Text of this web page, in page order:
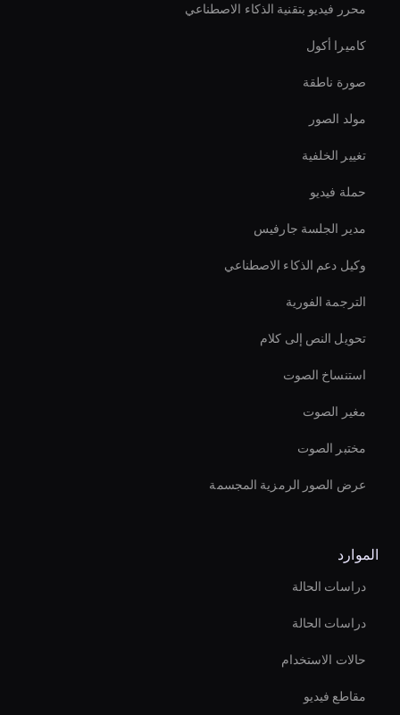
محرر فيديو بتقنية الذكاء الاصطناعي
كاميرا أكول
صورة ناطقة
مولد الصور
تغيير الخلفية
حملة فيديو
مدير الجلسة جارفيس
وكيل دعم الذكاء الاصطناعي
الترجمة الفورية
تحويل النص إلى كلام
استنساخ الصوت
مغير الصوت
مختبر الصوت
عرض الصور الرمزية المجسمة
الموارد
دراسات الحالة
دراسات الحالة
حالات الاستخدام
مقاطع فيديو